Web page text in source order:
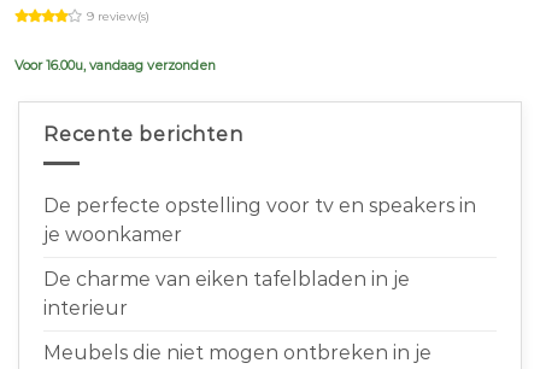
price
was:
is:
9 review(s)
Voor 16.00u, vandaag verzonden
Recente berichten
De perfecte opstelling voor tv en speakers in
je woonkamer
De charme van eiken tafelbladen in je
interieur
Meubels die niet mogen ontbreken in je